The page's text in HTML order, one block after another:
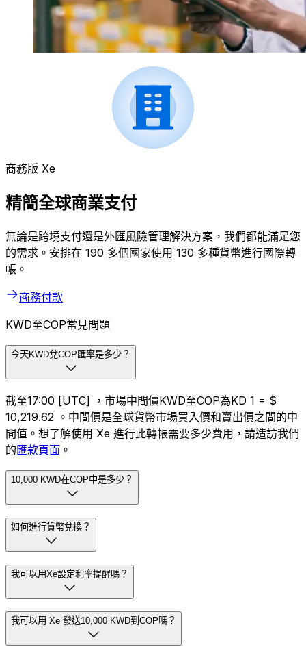
商務版 Xe
精簡全球商業支付
無論是跨境支付還是外匯風險管理解決方案，我們都能滿足您
的需求。安排在 190 多個國家使用 130 多種貨幣進行國際轉
帳。
商務付款
KWD至COP常見問題
今天KWD兌COP匯率是多少？
截至17:00 [UTC] ，市場中間價KWD至COP為KD 1 = $
10,219.62 。中間價是全球貨幣市場買入價和賣出價之間的中
間值。想了解使用 Xe 進行此轉帳需要多少費用，請造訪我們
的匯款頁面 。
10,000 KWD在COP中是多少？
如何進行貨幣兌換？
我可以用Xe設定利率提醒嗎？
我可以用 Xe 發送10,000 KWD到COP嗎？